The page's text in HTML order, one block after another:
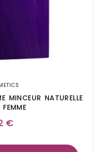
MINCEUR NATURELLE
€